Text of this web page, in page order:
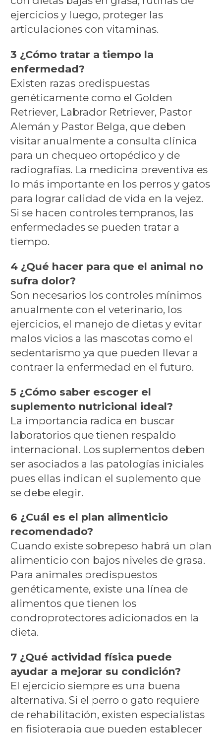
ejercicios y luego, proteger las
articulaciones con vitaminas.
3 ¿Cómo tratar a tiempo la
enfermedad?
Existen razas predispuestas
genéticamente como el Golden
Retriever, Labrador Retriever, Pastor
Alemán y Pastor Belga, que deben
visitar anualmente a consulta clínica
para un chequeo ortopédico y de
radiografías. La medicina preventiva es
lo más importante en los perros y gatos
para lograr calidad de vida en la vejez.
Si se hacen controles tempranos, las
enfermedades se pueden tratar a
tiempo.
4 ¿Qué hacer para que el animal no
sufra dolor?
Son necesarios los controles mínimos
anualmente con el veterinario, los
ejercicios, el manejo de dietas y evitar
malos vicios a las mascotas como el
sedentarismo ya que pueden llevar a
contraer la enfermedad en el futuro.
5 ¿Cómo saber escoger el
suplemento nutricional ideal?
La importancia radica en buscar
laboratorios que tienen respaldo
internacional. Los suplementos deben
ser asociados a las patologías iniciales
pues ellas indican el suplemento que
se debe elegir.
6 ¿Cuál es el plan alimenticio
recomendado?
Cuando existe sobrepeso habrá un plan
alimenticio con bajos niveles de grasa.
Para animales predispuestos
genéticamente, existe una línea de
alimentos que tienen los
condroprotectores adicionados en la
dieta.
7 ¿Qué actividad física puede
ayudar a mejorar su condición?
El ejercicio siempre es una buena
alternativa. Si el perro o gato requiere
de rehabilitación, existen especialistas
en fisioterapia que pueden establecer